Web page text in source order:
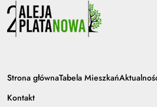
Strona głównaTabela Mieszkań
Kontakt